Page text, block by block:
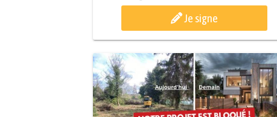
Je signe